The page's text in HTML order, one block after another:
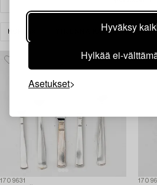
Hyväksy
Hylkää ei-
Asetukset
HOPEA TYHJENNÄ KAIKKI
1709631